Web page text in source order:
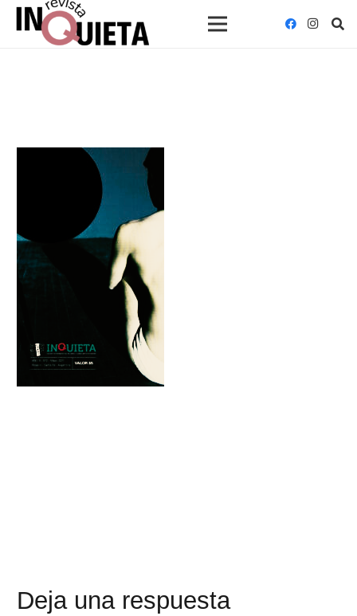
Deja una respuesta